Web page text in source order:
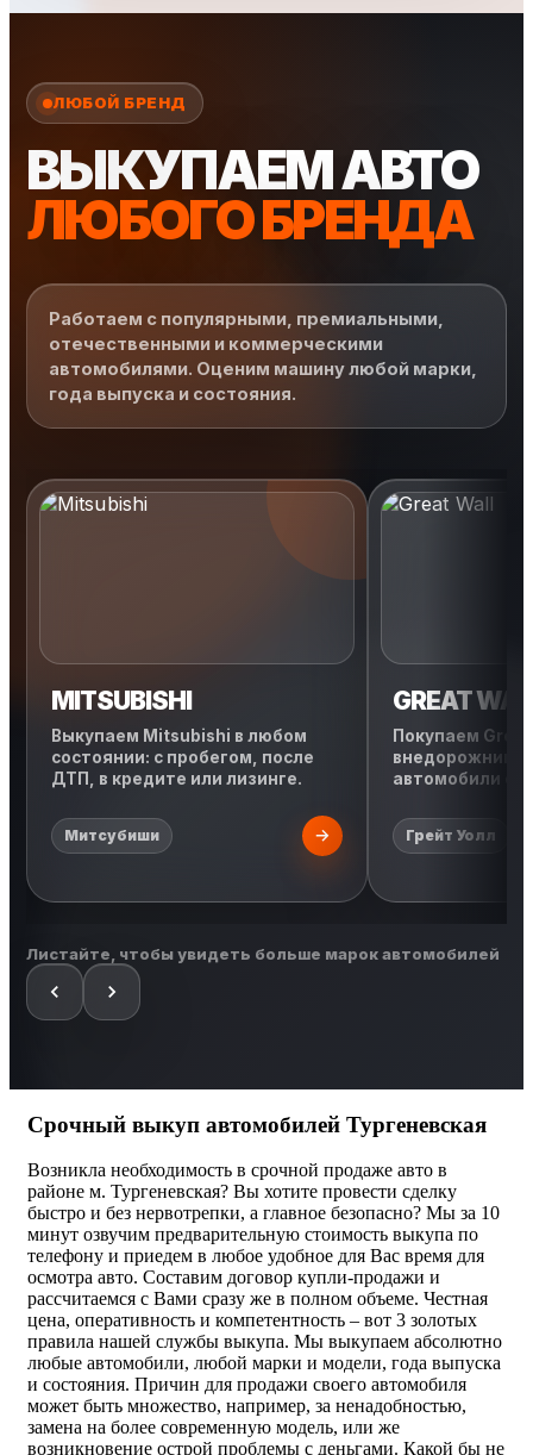
ЛЮБОЙ БРЕНД
ВЫКУПАЕМ АВТО
ЛЮБОГО БРЕНДА
Работаем с популярными, премиальными,
отечественными и коммерческими
автомобилями. Оценим машину любой марки,
года выпуска и состояния.
MITSUBISHI
Выкупаем Mitsubishi в любом
состоянии: с пробегом, после
ДТП, в кредите или лизинге.
Митсубиши
GREAT
Покупаем
внедорожники,
автомобили с
Грейт Уолл
Листайте, чтобы увидеть больше марок автомобилей
Срочный выкуп автомобилей Тургеневская
Возникла необходимость в срочной продаже авто в
районе м. Тургеневская? Вы хотите провести сделку
быстро и без нервотрепки, а главное безопасно? Мы за 10
минут озвучим предварительную стоимость выкупа по
телефону и приедем в любое удобное для Вас время для
осмотра авто. Составим договор купли-продажи и
рассчитаемся с Вами сразу же в полном объеме. Честная
цена, оперативность и компетентность – вот 3 золотых
правила нашей службы выкупа. Мы выкупаем абсолютно
любые автомобили, любой марки и модели, года выпуска
и состояния. Причин для продажи своего автомобиля
может быть множество, например, за ненадобностью,
замена на более современную модель, или же
возникновение острой проблемы с деньгами. Какой бы не